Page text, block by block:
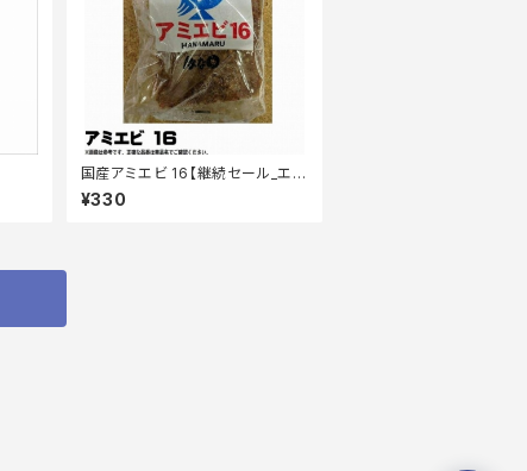
国産アミエビ 16【継続セール_エ
サ】
¥330